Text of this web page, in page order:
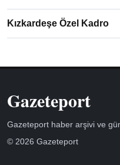
Kızkardeşe Özel Kadro
Gazeteport
Gazeteport haber arşivi ve
© 2026 Gazeteport